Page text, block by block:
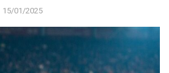
15/01/2025